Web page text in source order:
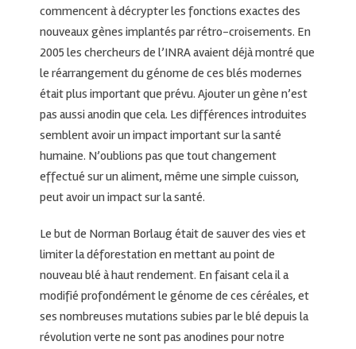
commencent à décrypter les fonctions exactes des
nouveaux gènes implantés par rétro-croisements. En
2005 les chercheurs de l’INRA avaient déjà montré que
le réarrangement du génome de ces blés modernes
était plus important que prévu. Ajouter un gène n’est
pas aussi anodin que cela. Les différences introduites
semblent avoir un impact important sur la santé
humaine. N’oublions pas que tout changement
effectué sur un aliment, même une simple cuisson,
peut avoir un impact sur la santé.
Le but de Norman Borlaug était de sauver des vies et
limiter la déforestation en mettant au point de
nouveau blé à haut rendement. En faisant cela il a
modifié profondément le génome de ces céréales, et
ses nombreuses mutations subies par le blé depuis la
révolution verte ne sont pas anodines pour notre